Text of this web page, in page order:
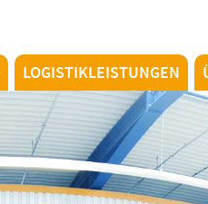
LOGISTIKLEISTUNGEN